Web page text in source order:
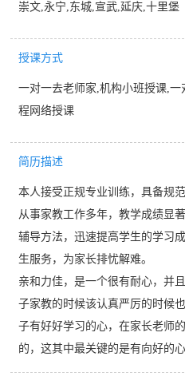
崇文,永宁,东城,宣武,延庆,十里堡
授课方式
一对一去老师家,机构小班授课,
程网络授课
简历描述
本人接受正规专业训练，具备规
从事家教工作多年，教学成绩显
辅导方法，迅速提高学生的学习
生服务，为家长排忧解难。
亲和力佳，是一个很有耐心，并
子家教的时候该认真严厉的时候
子有好好学习的心，在家长老师
的，这其中最关键的是有向好的心